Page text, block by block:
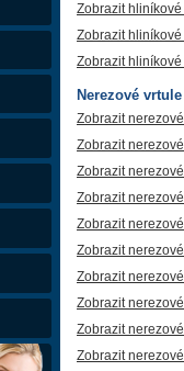
Zobrazit hliníkové
Zobrazit hliníkové
Zobrazit hliníkové
Nerezové vrtule
Zobrazit nerezové
Zobrazit nerezové
Zobrazit nerezové
Zobrazit nerezové
Zobrazit nerezové
Zobrazit nerezové
Zobrazit nerezové
Zobrazit nerezové
Zobrazit nerezové
Zobrazit nerezové